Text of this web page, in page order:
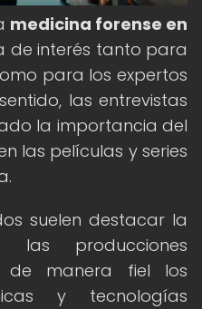
medicina forense en
de interés tanto para
para los expertos
las entrevistas
la importancia del
las películas y series
suelen destacar la
producciones
de manera fiel los
y tecnologías